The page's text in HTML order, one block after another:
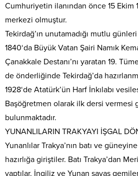
Cumhuriyetin ilanından önce 15 Ekim
merkezi olmuştur.
Tekirdağ’ın unutamadığı mutlu
1840‘da Büyük Vatan Şairi Namık
Çanakkale Destanı’nı yaratan 19.
de önderliğinde Tekirdağ’da
1928‘de Atatürk’ün Harf İnkılabı
Başöğretmen olarak ilk dersi vermesi
bulunmaktadır.
YUNANLILARIN TRAKYAYI İŞGAL
Yunanlılar Trakya’nın batı ve
hazırlığa giriştiler. Batı Trakya’dan
yaptılar. İngiliz ve Yunan savaş